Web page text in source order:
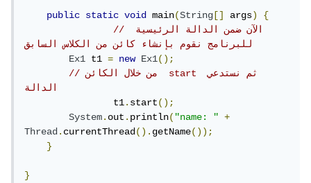
public static void main(String [] args)
{
// الآن ضمن الدالة الرئيسية
للبرنامج نقوم بإنشاء كائن من الكلاس السابق
Ex1 t1 = new Ex1();
// من خلال الكائن  start ثم نستدعي
		t1
.start();
System.out.println("name: "
+
Thread.currentThread().getName());
}
}